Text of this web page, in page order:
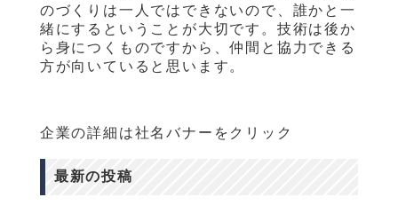
のづくりは一人ではできないので、誰かと一
緒にするということが大切です。技術は後か
ら身につくものですから、仲間と協力できる
方が向いていると思います。
企業の詳細は社名バナーをクリック
最新の投稿